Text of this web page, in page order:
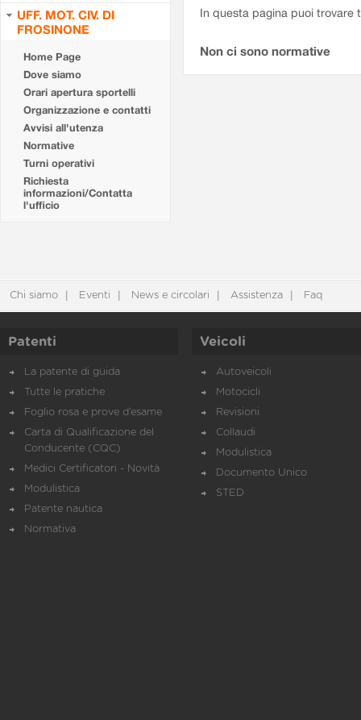
UFF. MOT. CIV. DI
FROSINONE
Home Page
Dove siamo
Orari apertura sportelli
Organizzazione e contatti
Avvisi all'utenza
Normative
Turni operativi
Richiesta
informazioni/Contatta
l'ufficio
In questa pagina puoi
Non ci sono normative
Chi siamo Eventi News e circolari Assistenza Faq
Patenti
La patente di guida
Tutte le pratiche
Foglio rosa e prove d’esame
Carta di Qualificazione del
Conducente (CQC)
Medici Certificatori - Novità
Modulistica
Patente nautica
Normativa
Veicoli
Autoveicoli
Motocicli
Revisioni
Collaudi
Modulistica
Documento Unico
STED